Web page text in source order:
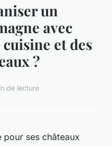
un
avec
et des
?
de lecture
pour ses châteaux